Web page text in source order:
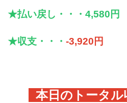
★払い戻し・・・4,580円
★収支・・・ -3,920円
本日のトータル